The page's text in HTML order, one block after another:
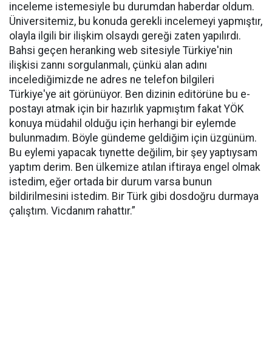
inceleme istemesiyle bu durumdan haberdar oldum.
Üniversitemiz, bu konuda gerekli incelemeyi yapmıştır,
olayla ilgili bir ilişkim olsaydı gereği zaten yapılırdı.
Bahsi geçen heranking web sitesiyle Türkiye'nin
ilişkisi zannı sorgulanmalı, çünkü alan adını
incelediğimizde ne adres ne telefon bilgileri
Türkiye'ye ait görünüyor. Ben dizinin editörüne bu e-
postayı atmak için bir hazırlık yapmıştım fakat YÖK
konuya müdahil olduğu için herhangi bir eylemde
bulunmadım. Böyle gündeme geldiğim için üzgünüm.
Bu eylemi yapacak tıynette değilim, bir şey yaptıysam
yaptım derim. Ben ülkemize atılan iftiraya engel olmak
istedim, eğer ortada bir durum varsa bunun
bildirilmesini istedim. Bir Türk gibi dosdoğru durmaya
çalıştım. Vicdanım rahattır.”